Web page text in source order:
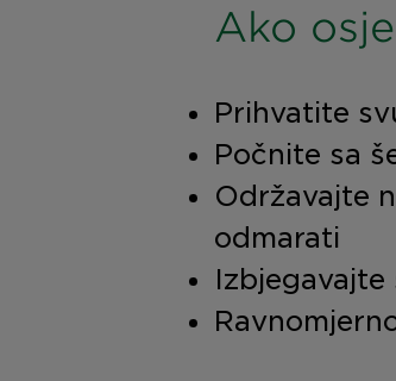
Ako
Prihvatite
Počnite sa
Održavajte
odmarati